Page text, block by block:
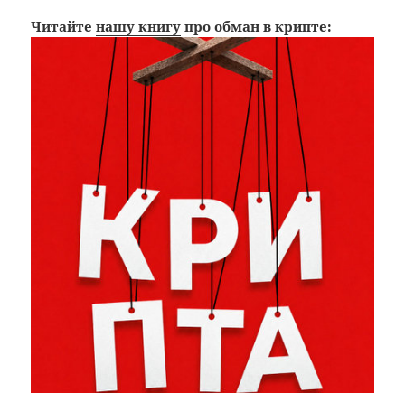
Читайтенашу книгу про обман в крипте: